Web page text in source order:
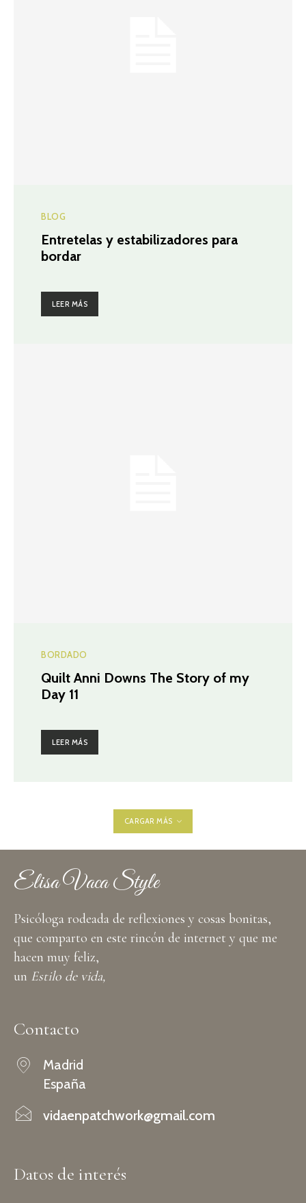
BLOG
Entretelas y estabilizadores para
bordar
LEER MÁS
BORDADO
Quilt Anni Downs The Story of my
Day 11
LEER MÁS
CARGAR MÁS
Elisa Vaca Style
Psicóloga rodeada de reflexiones y cosas bonitas,
que comparto en este rincón de internet y que me
hacen muy feliz,
un Estilo de vida,
Contacto
Madrid
España
vidaenpatchwork@gmail.com
Datos de interés